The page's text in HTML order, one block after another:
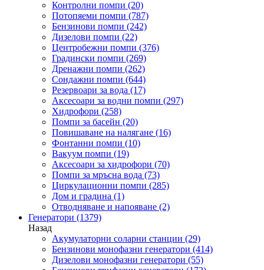
Контролни помпи (20)
Потопяеми помпи (787)
Бензинови помпи (242)
Дизелови помпи (22)
Центробежни помпи (376)
Градински помпи (269)
Дренажни помпи (262)
Сондажни помпи (644)
Резервоари за вода (17)
Аксесоари за водни помпи (297)
Хидрофори (258)
Помпи за басейн (20)
Повишаване на налягане (16)
Фонтанни помпи (10)
Вакуум помпи (19)
Аксесоари за хидрофори (70)
Помпи за мръсна вода (73)
Циркулационни помпи (285)
Дом и градина (1)
Отводняване и напояване (2)
Генератори (1379)
Назад
Акумулаторни соларни станции (29)
Бензинови монофазни генератори (414)
Дизелови монофазни генератори (55)